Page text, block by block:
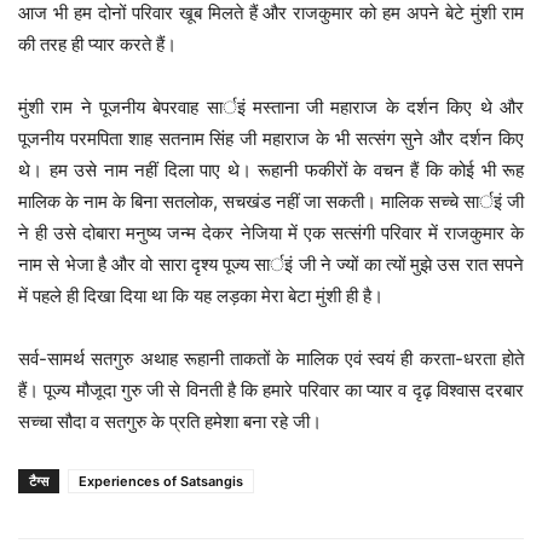
आज भी हम दोनों परिवार खूब मिलते हैं और राजकुमार को हम अपने बेटे मुंशी राम
की तरह ही प्यार करते हैं।
मुंशी राम ने पूजनीय बेपरवाह सार्इं मस्ताना जी महाराज के दर्शन किए थे और
पूजनीय परमपिता शाह सतनाम सिंह जी महाराज के भी सत्संग सुने और दर्शन किए
थे। हम उसे नाम नहीं दिला पाए थे। रूहानी फकीरों के वचन हैं कि कोई भी रूह
मालिक के नाम के बिना सतलोक, सचखंड नहीं जा सकती। मालिक सच्चे सार्इं जी
ने ही उसे दोबारा मनुष्य जन्म देकर नेजिया में एक सत्संगी परिवार में राजकुमार के
नाम से भेजा है और वो सारा दृश्य पूज्य सार्इं जी ने ज्यों का त्यों मुझे उस रात सपने
में पहले ही दिखा दिया था कि यह लड़का मेरा बेटा मुंशी ही है।
सर्व-सामर्थ सतगुरु अथाह रूहानी ताकतों के मालिक एवं स्वयं ही करता-धरता होते
हैं। पूज्य मौजूदा गुरु जी से विनती है कि हमारे परिवार का प्यार व दृढ़ विश्वास दरबार
सच्चा सौदा व सतगुरु के प्रति हमेशा बना रहे जी।
टैग्स Experiences of Satsangis